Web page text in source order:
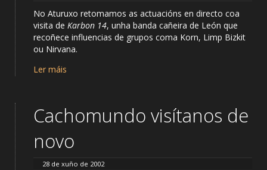
No Aturuxo retomamos as actuacións en directo coa
visita de Karbon 14, unha banda cañeira de León que
recoñece influencias de grupos coma Korn, Limp Bizkit
ou Nirvana.
Ler máis
Cachomundo visítanos de
novo
28 de xuño de 2002